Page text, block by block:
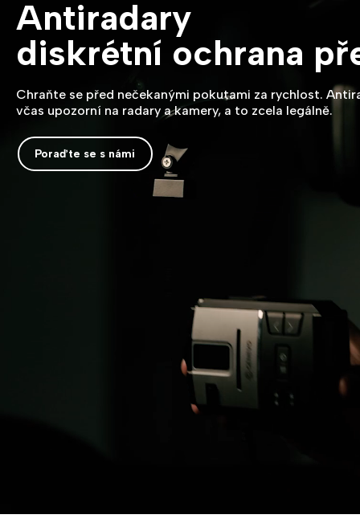
Antiradary
diskrétní ochrana
Chraňte se před nečekanými pokutami za rychlost.
včas upozorní na radary a kamery, a to zcela legálně.
Poraďte se s námi